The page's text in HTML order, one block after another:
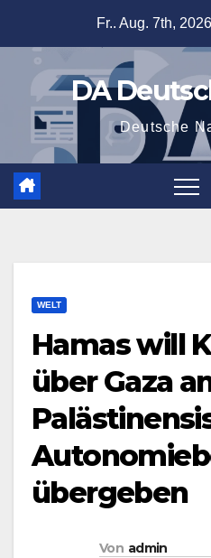
Fr.. Aug. 7th, 2026
DA
Deutsche
WELT
Hamas will
über Gaza
übergeben
Von admin